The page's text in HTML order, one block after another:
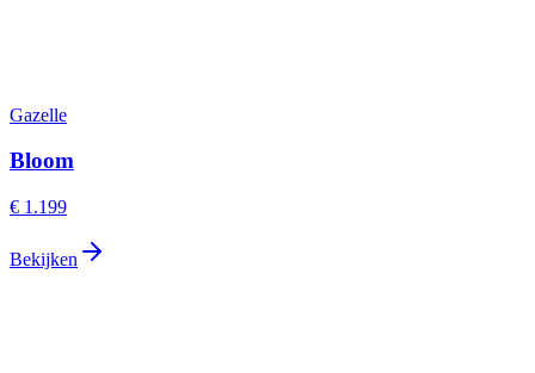
Gazelle
Bloom
€ 1.199
Bekijken